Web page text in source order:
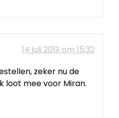
14 juli 2019 om 15:32
zeker nu de
loot mee voor Miran.